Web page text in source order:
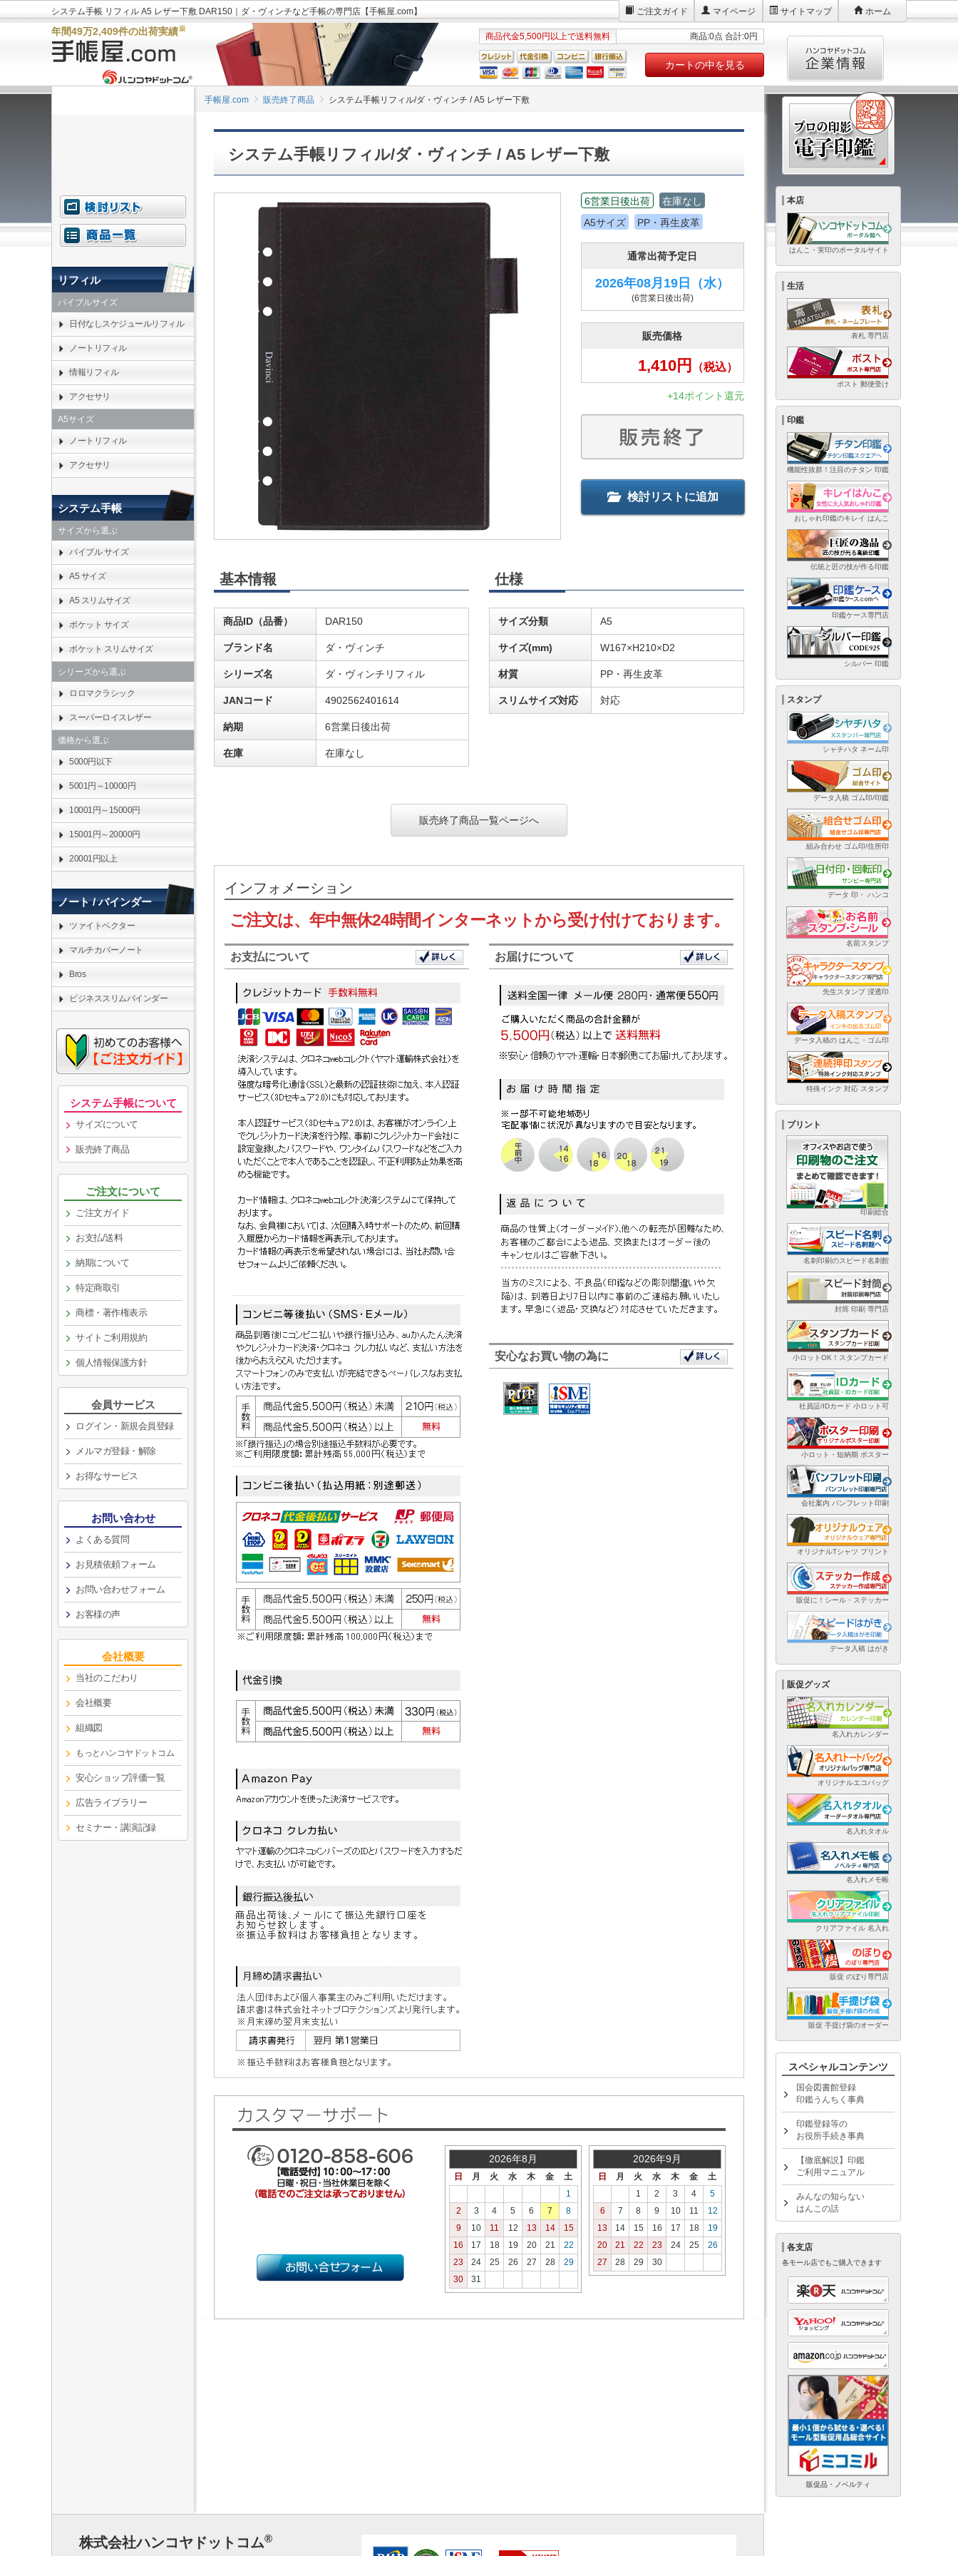
システム手帳 リフィル A5 レザー下敷 DAR150｜ダ・ヴィンチなど手帳の専門店【手帳屋.com】 ご注文ガイド マイページ サイトマップ ホーム
年間49万2,409件の出荷実績※
商品代金5,500円以上で送料無料 商品:0点 合計:0円
カートの中を見る
手帳屋.com 販売終了商品 システム手帳リフィル/ダ・ヴィンチ / A5 レザー下敷
システム手帳リフィル/ダ・ヴィンチ / A5 レザー下敷
6営業日後出荷
在庫なし
A5サイズ
PP・再生皮革
通常出荷予定日
2026年08月19日 （水）
(6営業日後出荷)
販売価格
1,410円 （税込）
+14ポイント還元
検討リストに追加
基本情報
商品ID（品番） DAR150
ブランド名 ダ・ヴィンチ
シリーズ名 ダ・ヴィンチリフィル
JANコード 4902562401614
納期 6営業日後出荷
在庫 在庫なし
仕様
サイズ分類 A5
サイズ(mm) W167×H210×D2
材質 PP・再生皮革
スリムサイズ対応 対応
販売終了商品一覧ページへ
インフォメーション
ご注文は、年中無休24時間インターネットから受け付けております。
お支払について お届けについて
安心なお買い物の為に
2026年8月
日 月 火 水 木 金
土
1
2
3 4 5 6 7
8
9
10 11 12 13 14
15
16
17 18 19 20 21
22
23
24 25 26 27 28
29
30
31
2026年9月
日 月 火 水 木 金
土
1
2 3 4
5
6
7 8 9 10 11
12
13
14 15 16 17 18
19
20
21 22 23 24 25
26
27
28 29 30
リフィル
バイブルサイズ
日付なしスケジュールリフィル
ノートリフィル
情報リフィル
アクセサリ
A5サイズ
ノートリフィル
アクセサリ
システム手帳
サイズから選ぶ
バイブル サイズ
A5 サイズ
A5 スリムサイズ
ポケット サイズ
ポケット スリムサイズ
シリーズから選ぶ
ロロマクラシック
スーパーロイスレザー
価格から選ぶ
5000円以下
5001円～10000円
10001円～15000円
15001円～20000円
20001円以上
ノート / バインダー
ツァイトベクター
マルチカバーノート
Bros
ビジネススリムバインダー
システム手帳について
サイズについて
販売終了商品
ご注文について
ご注文ガイド
お支払/送料
納期について
特定商取引
商標・著作権表示
サイトご利用規約
個人情報保護方針
会員サービス
ログイン・新規会員登録
メルマガ登録・解除
お得なサービス
お問い合わせ
よくある質問
お見積依頼フォーム
お問い合わせフォーム
お客様の声
会社概要
当社のこだわり
会社概要
組織図
もっとハンコヤドットコム
安心ショップ評価一覧
広告ライブラリー
セミナー・講演記録
本店
はんこ・実印のポータルサイト
生活
表札 専門店
ポスト 郵便受け
印鑑
機能性抜群！注目のチタン 印鑑
おしゃれ印鑑のキレイ はんこ
伝統と匠の技が作る印鑑
印鑑ケース専門店
シルバー 印鑑
スタンプ
シャチハタ ネーム印
データ入稿 ゴム印/印鑑
組み合わせ ゴム印/住所印
データ 印・ ハンコ
名前スタンプ
先生スタンプ 浸透印
データ入稿の はんこ・ゴム印
特殊インク 対応 スタンプ
プリント
印刷総合
名刺印刷のスピード名刺館
封筒 印刷 専門店
小ロットOK！スタンプカード
社員証/IDカード 小ロット可
小ロット・短納期 ポスター
会社案内 パンフレット印刷
オリジナルTシャツ プリント
販促に！シール・ステッカー
データ入稿 はがき
販促グッズ
名入れカレンダー
オリジナルエコバッグ
名入れタオル
名入れメモ帳
クリアファイル 名入れ
販促 のぼり専門店
販促 手提げ袋のオーダー
スペシャルコンテンツ
国会図書館登録
印鑑うんちく事典
印鑑登録等の
お役所手続き事典
【徹底解説】印鑑
ご利用マニュアル
みんなの知らない
はんこの話
各支店
各モール店でもご購入できます
販促品・ノベルティ
株式会社ハンコヤドットコム®